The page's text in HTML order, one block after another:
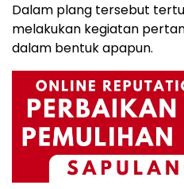
Dalam plang tersebut
melakukan kegiatan
dalam bentuk apapun.